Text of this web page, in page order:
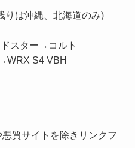
りは沖縄、北海道のみ)
スター→コルト
S4 VBH
質サイトを除きリンクフ